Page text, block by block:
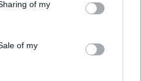
behaviour. You may click to
and its third-party tags to
purposes in below Google
of my
of my